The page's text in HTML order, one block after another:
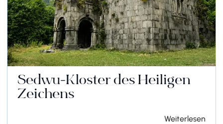
Sedwu-Kloster des Heiligen
Zeichens
Weiterlesen